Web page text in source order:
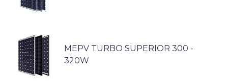
MEPV TURBO SUPERIOR 300 -
320W